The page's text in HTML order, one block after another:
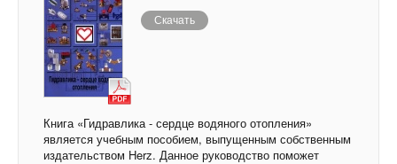
Скачать
Книга «Гидравлика - сердце водяного отопления»
является учебным пособием, выпущенным собственным
издательством Herz. Данное руководство поможет